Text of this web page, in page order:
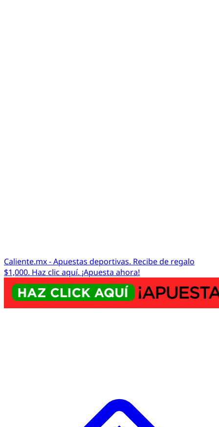
Caliente.mx - Apuestas deportivas. Recibe de regalo
$1,000. Haz clic aquí. ¡Apuesta ahora!